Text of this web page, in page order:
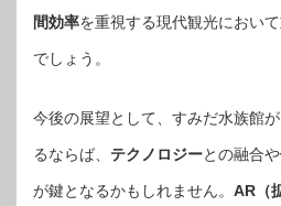
間効率を重視する現代観光におい
でしょう。
今後の展望として、すみだ水族館が
るならば、 テクノロジーとの融合や
が鍵となるかもしれません。 AR（